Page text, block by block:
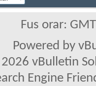
Fus orar:
Powered by
vBulletin
Engine